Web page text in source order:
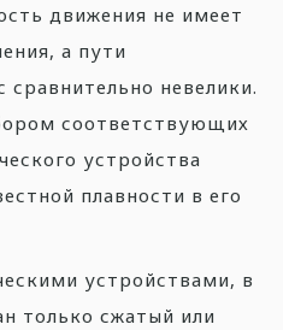
движения не имеет
а пути
невелики.
соответствующих
устройства
плавности в его
устройствами, в
только сжатый или